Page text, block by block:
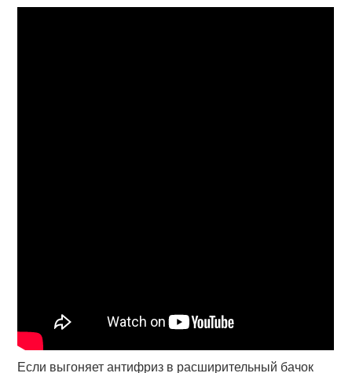
Если выгоняет антифриз в расширительный бачок